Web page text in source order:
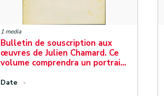
1 media
Bulletin de souscription aux
œuvres de Julien Chamard. Ce
volume comprendra un portrai…
Date
-